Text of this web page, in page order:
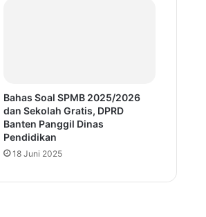
Bahas Soal SPMB 2025/2026
dan Sekolah Gratis, DPRD
Banten Panggil Dinas
Pendidikan
18 Juni 2025